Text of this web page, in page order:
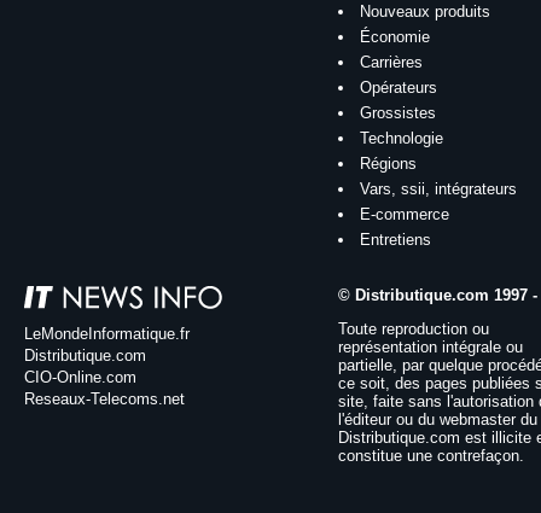
Nouveaux produits
Économie
Carrières
Opérateurs
Grossistes
Technologie
Régions
Vars, ssii, intégrateurs
E-commerce
Entretiens
LeMondeInformatique.fr
Distributique.com
CIO-Online.com
Reseaux-Telecoms.net
© Distributique.com 1997 -
Toute reproduction ou
représentation intégrale ou
partielle, par quelque
ce soit, des pages publiées
site, faite sans l'autorisation
l'éditeur ou du webmaster
Distributique.com est illicite
constitue une contrefaçon.